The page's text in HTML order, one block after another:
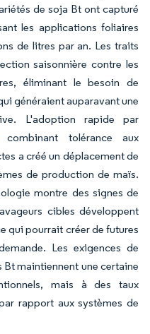
de soja Bt ont capturé
les applications foliaires
de litres par an. Les traits
saisonnière contre les
éliminant le besoin de
généraient auparavant une
L'adoption rapide par
tolérance aux
a créé un déplacement de
de production de maïs.
montre des signes de
cibles développent
qui pourrait créer de futures
Les exigences de
maintiennent une certaine
mais à des taux
rapport aux systèmes de